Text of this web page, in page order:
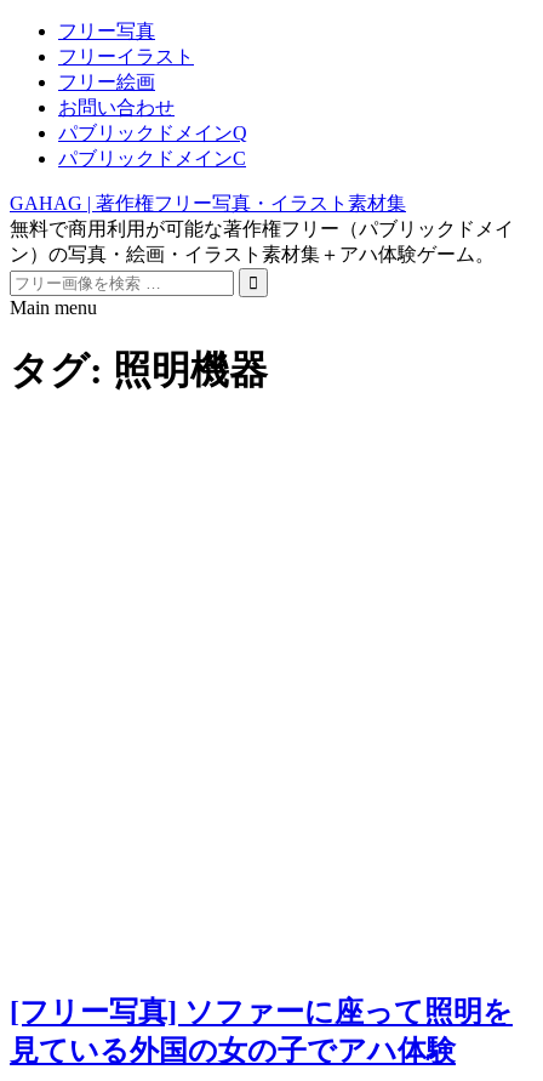
フリー写真
フリーイラスト
フリー絵画
お問い合わせ
パブリックドメインQ
パブリックドメインC
GAHAG | 著作権フリー写真・イラスト素材集
無料で商用利用が可能な著作権フリー（パブリックドメイ
ン）の写真・絵画・イラスト素材集＋アハ体験ゲーム。
Search
for:
Main menu
content
タグ: 照明機器
[フリー写真] ソファーに座って照明を
見ている外国の女の子でアハ体験